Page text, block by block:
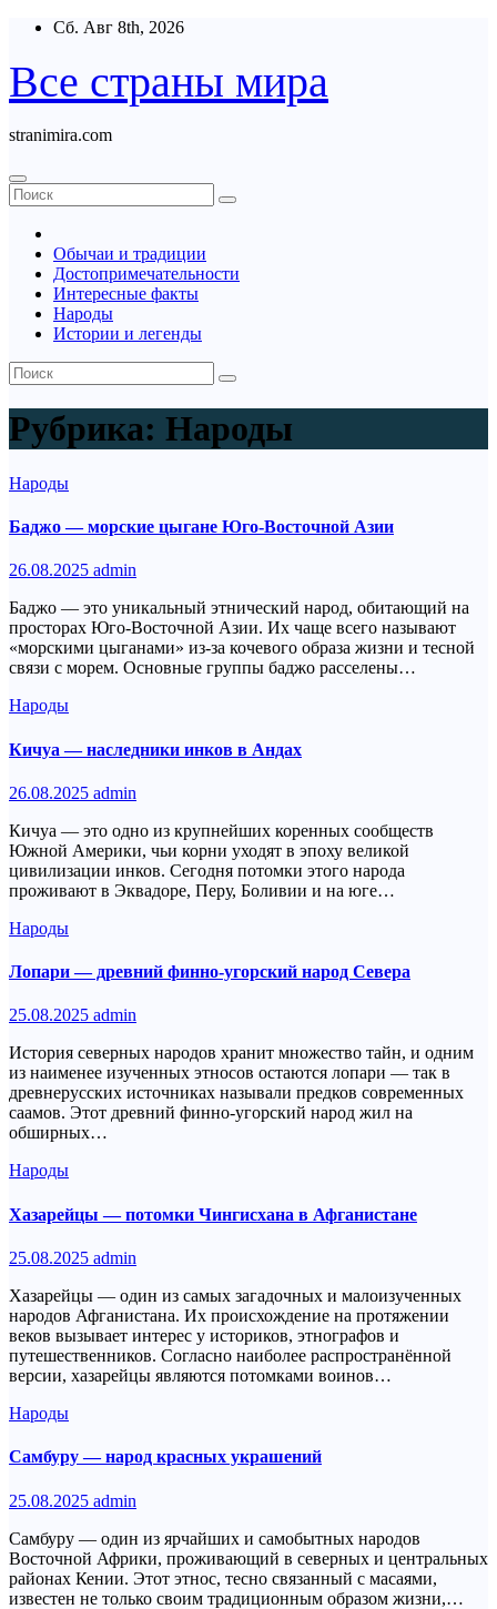
Перейти
содержимому
Сб. Авг 8th, 2026
Все страны мира
stranimira.com
Обычаи и традиции
Достопримечательности
Интересные факты
Народы
Истории и легенды
Рубрика: Народы
Народы
Баджо — морские цыгане Юго-Восточной Азии
26.08.2025 admin
Баджо — это уникальный этнический народ, обитающий на
просторах Юго-Восточной Азии. Их чаще всего называют
«морскими цыганами» из-за кочевого образа жизни и тесной
связи с морем. Основные группы баджо расселены…
Народы
Кичуа — наследники инков в Андах
26.08.2025 admin
Кичуа — это одно из крупнейших коренных сообществ
Южной Америки, чьи корни уходят в эпоху великой
цивилизации инков. Сегодня потомки этого народа
проживают в Эквадоре, Перу, Боливии и на юге…
Народы
Лопари — древний финно-угорский народ Севера
25.08.2025 admin
История северных народов хранит множество тайн, и одним
из наименее изученных этносов остаются лопари — так в
древнерусских источниках называли предков современных
саамов. Этот древний финно-угорский народ жил на
обширных…
Народы
Хазарейцы — потомки Чингисхана в Афганистане
25.08.2025 admin
Хазарейцы — один из самых загадочных и малоизученных
народов Афганистана. Их происхождение на протяжении
веков вызывает интерес у историков, этнографов и
путешественников. Согласно наиболее распространённой
версии, хазарейцы являются потомками воинов…
Народы
Самбуру — народ красных украшений
25.08.2025 admin
Самбуру — один из ярчайших и самобытных народов
Восточной Африки, проживающий в северных и центральных
районах Кении. Этот этнос, тесно связанный с масаями,
известен не только своим традиционным образом жизни,…